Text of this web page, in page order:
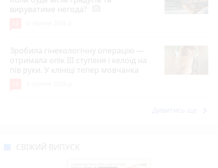
вируватиме негода?
Зробила гінекологічну операцію —
отримала опік ІІІ ступеня і келоїд на
пів руки. У клініці тепер мовчанка